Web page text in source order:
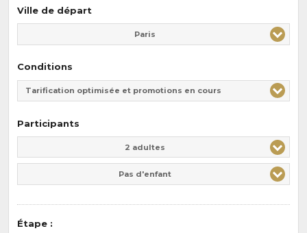
Ville de départ
Paris
Conditions
Tarification optimisée et promotions en cours
Participants
2 adultes
Pas d'enfant
Étape :